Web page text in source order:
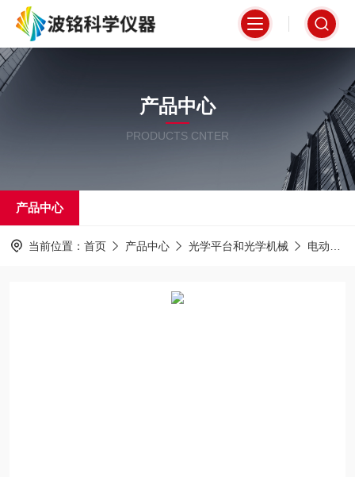
产品中心
PRODUCTS CNTER
产品中心
当前位置： 首页 产品中心 光学平台和光学机械 电动位移台